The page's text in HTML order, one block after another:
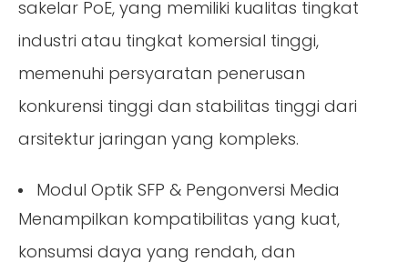
sakelar PoE, yang memiliki kualitas tingkat
industri atau tingkat komersial tinggi,
memenuhi persyaratan penerusan
konkurensi tinggi dan stabilitas tinggi dari
arsitektur jaringan yang kompleks.
Modul Optik SFP & Pengonversi Media
Menampilkan kompatibilitas yang kuat,
konsumsi daya yang rendah, dan